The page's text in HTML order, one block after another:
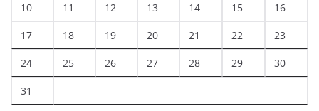
10 11 12 13 14 15 16
17 18 19 20 21 22 23
24 25 26 27 28 29 30
31